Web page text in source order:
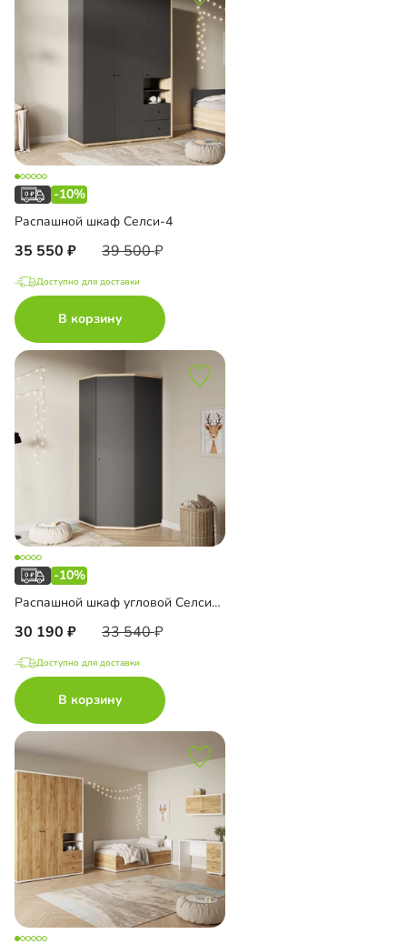
-10%
Распашной шкаф Селси-4
35 550 39 500
Доступно для доставки
В корзину
-10%
Распашной шкаф угловой Селси-900
30 190 33 540
Доступно для доставки
В корзину